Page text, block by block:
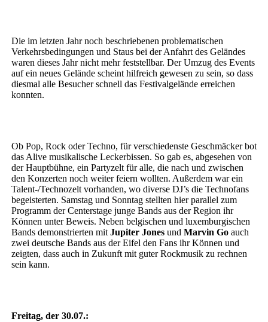
Die im letzten Jahr noch beschriebenen problematischen
Verkehrsbedingungen und Staus bei der Anfahrt des Geländes
waren dieses Jahr nicht mehr feststellbar. Der Umzug des Events
auf ein neues Gelände scheint hilfreich gewesen zu sein, so dass
diesmal alle Besucher schnell das Festivalgelände erreichen
konnten.
Ob Pop, Rock oder Techno, für verschiedenste Geschmäcker bot
das Alive musikalische Leckerbissen. So gab es, abgesehen von
der Hauptbühne, ein Partyzelt für alle, die nach und zwischen
den Konzerten noch weiter feiern wollten. Außerdem war ein
Talent-/Technozelt vorhanden, wo diverse DJ’s die Technofans
begeisterten. Samstag und Sonntag stellten hier parallel zum
Programm der Centerstage junge Bands aus der Region ihr
Können unter Beweis. Neben belgischen und luxemburgischen
Bands demonstrierten mit Jupiter Jonesund Marvin Goauch
zwei deutsche Bands aus der Eifel den Fans ihr Können und
zeigten, dass auch in Zukunft mit guter Rockmusik zu rechnen
sein kann.
Freitag, der 30.07.: